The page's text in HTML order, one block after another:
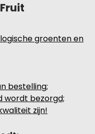
groenten en
bestelling;
wordt bezorgd;
zijn!